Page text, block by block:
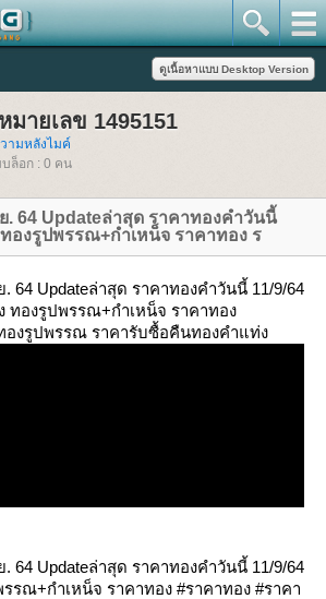
มายเลข 1495151
ามหลังไมค์
ล็อก : 0 คน
. 64 Updateล่าสุด ราคาทองคำวันนี้
องรูปพรรณ+กำเหน็จ ราคาทอง ร
64 Updateล่าสุด ราคาทองคำวันนี้ 11/9/64
ทองรูปพรรณ+กำเหน็จ ราคาทอง
องรูปพรรณ ราคารับซื้อคืนทองคำแท่ง
64 Updateล่าสุด ราคาทองคำวันนี้ 11/9/64
รณ+กำเหน็จ ราคาทอง #ราคาทอง #ราคา